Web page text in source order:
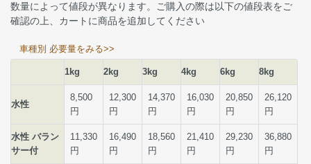
数量によって値段が異なります。ご購入の際は以下の値段表をご
確認の上、カートに商品を追加してください
車種別 必要量をみる>>